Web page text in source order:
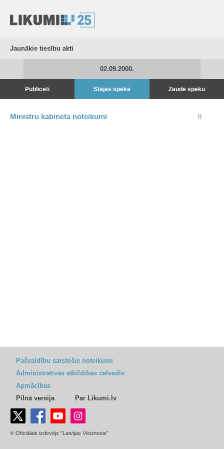
Jaunākie tiesību akti
02.09.2000.
Publicēti Stājas spēkā Zaudē spēku
Ministru kabineta noteikumi 9
Pašvaldību saistošie noteikumi
Administratīvās atbildības ceļvedis
Apmācības
Pilnā versija
Par Likumi.lv
© Oficiālais izdevējs "Latvijas Vēstnesis"